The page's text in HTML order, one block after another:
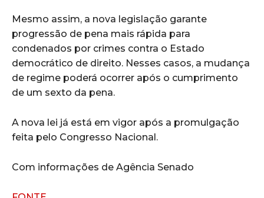
Mesmo assim, a nova legislação garante
progressão de pena mais rápida para
condenados por crimes contra o Estado
democrático de direito. Nesses casos, a mudança
de regime poderá ocorrer após o cumprimento
de um sexto da pena.
A nova lei já está em vigor após a promulgação
feita pelo Congresso Nacional.
Com informações de Agência Senado